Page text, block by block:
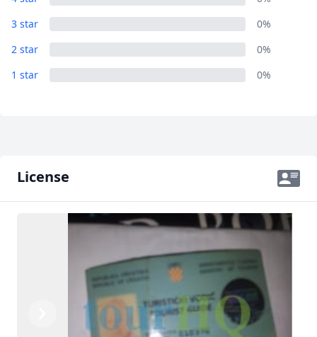
3 star
0%
2 star
0%
1 star
0%
License